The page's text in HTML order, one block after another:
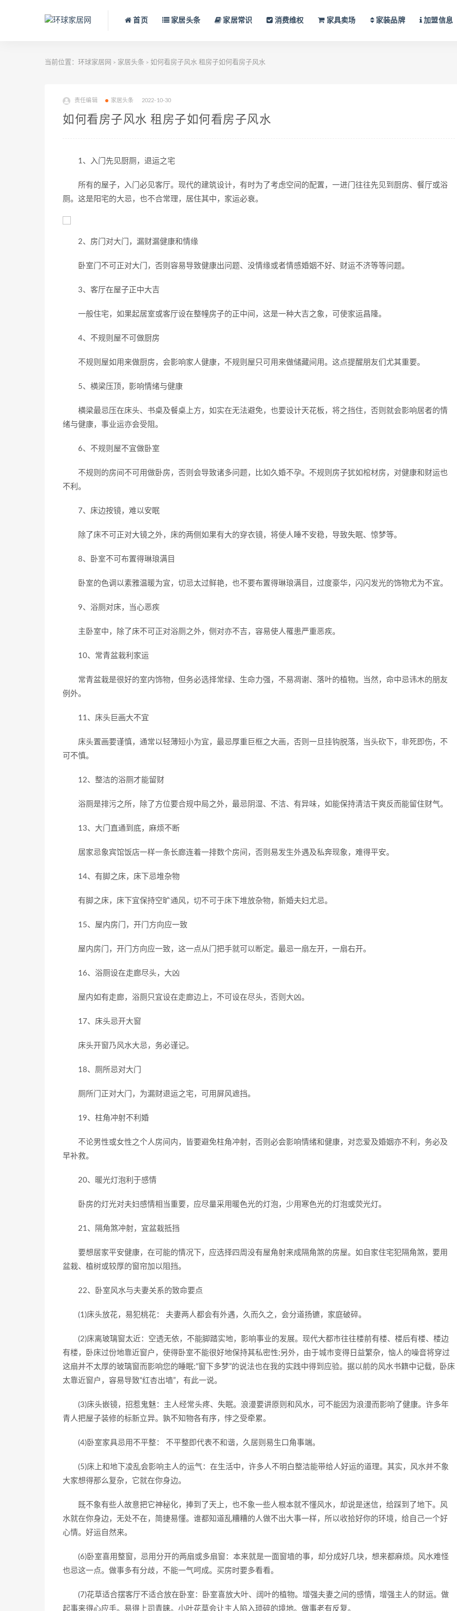
首页 家居头条 家居常识 消费维权 家具卖场 家装品牌 加盟信息
当前位置： 环球家居网 > 家居头条 > 如何看房子风水 租房子如何看房子风水
责任编辑 家居头条 2022-10-30
如何看房子风水 租房子如何看房子风水
1、入门先见厨厕，退运之宅
所有的屋子，入门必见客厅。现代的建筑设计，有时为了考虑空间的配置，一进门往往先见到厨房、餐厅或浴
厕。这是阳宅的大忌，也不合常理，居住其中，家运必衰。
2、房门对大门，漏财漏健康和情缘
卧室门不可正对大门，否则容易导致健康出问题、没情缘或者情感婚姻不好、财运不济等等问题。
3、客厅在屋子正中大吉
一般住宅，如果起居室或客厅设在整幢房子的正中间，这是一种大吉之象，可使家运昌隆。
4、不规则屋不可做厨房
不规则屋如用来做厨房，会影响家人健康，不规则屋只可用来做储藏间用。这点提醒朋友们尤其重要。
5、横梁压顶，影响情绪与健康
横梁最忌压在床头、书桌及餐桌上方，如实在无法避免，也要设计天花板，将之挡住，否则就会影响居者的情
绪与健康，事业运亦会受阻。
6、不规则屋不宜做卧室
不规则的房间不可用做卧房，否则会导致诸多问题，比如久婚不孕。不规则房子犹如棺材房，对健康和财运也
不利。
7、床边按镜，难以安眠
除了床不可正对大镜之外，床的两侧如果有大的穿衣镜，将使人睡不安稳，导致失眠、惊梦等。
8、卧室不可布置得琳琅满目
卧室的色调以素雅温暖为宜，切忌太过鲜艳，也不要布置得琳琅满目，过度豪华，闪闪发光的饰物尤为不宜。
9、浴厕对床，当心恶疾
主卧室中，除了床不可正对浴厕之外，侧对亦不吉，容易使人罹患严重恶疾。
10、常青盆栽利家运
常青盆栽是很好的室内饰物，但务必选择常绿、生命力强，不易凋谢、落叶的植物。当然，命中忌讳木的朋友
例外。
11、床头巨画大不宜
床头置画要谨慎，通常以轻薄短小为宜，最忌厚重巨框之大画，否则一旦挂钩脱落，当头砍下，非死即伤，不
可不慎。
12、整洁的浴厕才能留财
浴厕是排污之所，除了方位要合规中局之外，最忌阴湿、不洁、有异味，如能保持清洁干爽反而能留住财气。
13、大门直通到底，麻烦不断
居家忌象宾馆饭店一样一条长廊连着一排数个房间，否则易发生外遇及私奔现象，难得平安。
14、有脚之床，床下忌堆杂物
有脚之床，床下宜保持空旷通风，切不可于床下堆放杂物，新婚夫妇尤忌。
15、屋内房门，开门方向应一致
屋内房门，开门方向应一致，这一点从门把手就可以断定。最忌一扇左开，一扇右开。
16、浴厕设在走廊尽头，大凶
屋内如有走廊，浴厕只宜设在走廊边上，不可设在尽头，否则大凶。
17、床头忌开大窗
床头开窗乃风水大忌，务必谨记。
18、厕所忌对大门
厕所门正对大门，为漏财退运之宅，可用屏风遮挡。
19、柱角冲射不利婚
不论男性或女性之个人房间内，皆要避免柱角冲射，否则必会影响情绪和健康，对恋爱及婚姻亦不利，务必及
早补救。
20、暖光灯泡利于感情
卧房的灯光对夫妇感情相当重要，应尽量采用暖色光的灯泡，少用寒色光的灯泡或荧光灯。
21、隔角煞冲射，宜盆栽抵挡
要想居家平安健康，在可能的情况下，应选择四周没有屋角射来成隔角煞的房屋。如自家住宅犯隔角煞，要用
盆栽、植树或较厚的窗帘加以阻挡。
22、卧室风水与夫妻关系的致命要点
(1)床头放花，易犯桃花： 夫妻两人都会有外遇，久而久之，会分道扬镳，家庭破碎。
(2)床离玻璃窗太近：空透无依，不能脚踏实地，影响事业的发展。现代大都市往往楼前有楼、楼后有楼、楼边
有楼，卧床过份地靠近窗户，使得卧室不能很好地保持其私密性;另外，由于城市变得日益繁杂，恼人的噪音将穿过
这扇并不太厚的玻璃窗而影响您的睡眠;“窗下多梦”的说法也在我的实践中得到应验。据以前的风水书籍中记载，卧床
太靠近窗户，容易导致“红杏出墙”，有此一说。
(3)床头嵌镜，招惹鬼魅：主人经常头疼、失眠。浪漫要讲原则和风水，可不能因为浪漫而影响了健康。许多年
青人把屋子装修的标新立异。孰不知物各有序，悖之受牵累。
(4)卧室家具忌用不平整： 不平整即代表不和谐，久居则易生口角事端。
(5)床上和地下凌乱会影响主人的运气：在生活中，许多人不明白整洁能带给人好运的道理。其实，风水并不象
大家想得那么复杂，它就在你身边。
既不象有些人故意把它神秘化，捧到了天上，也不象一些人根本就不懂风水，却说是迷信，给踩到了地下。风
水就在你身边，无处不在，简捷易懂。谁都知道乱糟糟的人做不出大事一样，所以收拾好你的环境，给自己一个好
心情。好运自然来。
(6)卧室喜用整窗，忌用分开的两扇或多扇窗：本来就是一面窗墙的事，却分成好几块，想来都麻烦。风水难怪
也忌这一点。做事多有分歧，不能一气呵成。买房时要多看看。
(7)花草适合摆客厅不适合放在卧室：卧室喜放大叶、阔叶的植物。增强夫妻之间的感情，增强主人的财运。做
起事来得心应手。易得上司青睐。小叶花草会让主人陷入琐碎的境地。做事老有反复。